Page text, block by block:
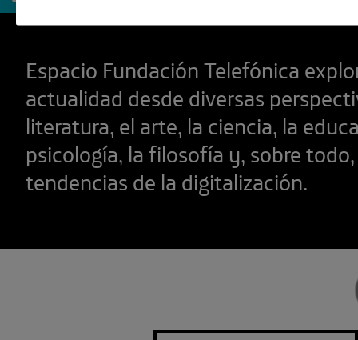
Espacio Fundación Telefónica
actualidad desde diversas
literatura, el arte, la ciencia, la
psicología, la filosofía y, sobre
tendencias de la digitalización.